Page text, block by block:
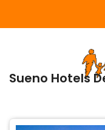
Sueno Hotels